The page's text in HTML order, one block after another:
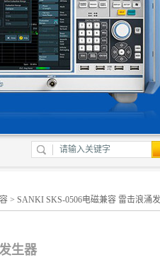
> SANKI SKS-0506电磁兼容 雷击浪涌
生器